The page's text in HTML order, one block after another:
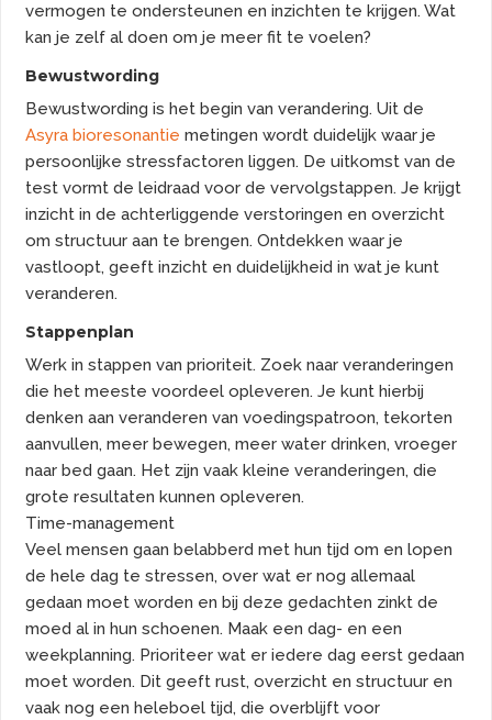
vermogen te ondersteunen en inzichten te krijgen. Wat
kan je zelf al doen om je meer fit te voelen?
Bewustwording
Bewustwording is het begin van verandering. Uit de
Asyra bioresonantie metingen wordt duidelijk waar je
persoonlijke stressfactoren liggen. De uitkomst van de
test vormt de leidraad voor de vervolgstappen. Je krijgt
inzicht in de achterliggende verstoringen en overzicht
om structuur aan te brengen. Ontdekken waar je
vastloopt, geeft inzicht en duidelijkheid in wat je kunt
veranderen.
Stappenplan
Werk in stappen van prioriteit. Zoek naar veranderingen
die het meeste voordeel opleveren. Je kunt hierbij
denken aan veranderen van voedingspatroon, tekorten
aanvullen, meer bewegen, meer water drinken, vroeger
naar bed gaan. Het zijn vaak kleine veranderingen, die
grote resultaten kunnen opleveren.
Time-management
Veel mensen gaan belabberd met hun tijd om en lopen
de hele dag te stressen, over wat er nog allemaal
gedaan moet worden en bij deze gedachten zinkt de
moed al in hun schoenen. Maak een dag- en een
weekplanning. Prioriteer wat er iedere dag eerst gedaan
moet worden. Dit geeft rust, overzicht en structuur en
vaak nog een heleboel tijd, die overblijft voor